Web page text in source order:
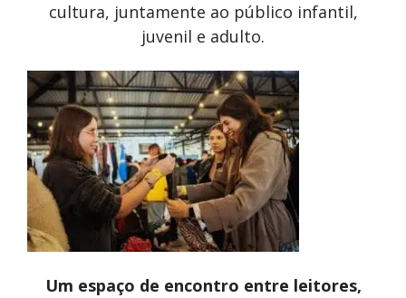
cultura, juntamente ao público infantil,
juvenil e adulto.
Um espaço de encontro entre leitores,